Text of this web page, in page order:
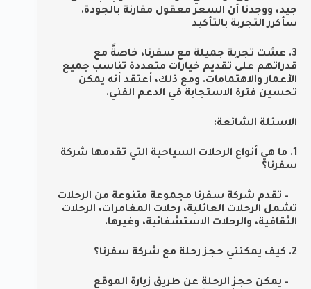
جيد، ووجدنا أن السعر معقول مقارنة بالجودة.
سأكرر التجربة بالتأكيد
3. عشت تجربة جميلة مع سفرنا، خاصةً مع
قدراتهم على تقديم خيارات متعددة تناسب جميع
الأعمار والاهتمامات. ومع ذلك، أعتقد أنه يمكن
تحسين فترة الاستجابة في الدعم الفني.
الاسئلة الشائعة:
1. ما هي أنواع الرحلات السياحية التي تقدمها شركة
سفرنا؟
– تقدم شركة سفرنا مجموعة متنوعة من الرحلات
تشمل الرحلات العائلية، رحلات المغامرات، الرحلات
الثقافية، والرحلات الاستشفائية، وغيرها.
2. كيف يمكنني حجز رحلة مع شركة سفرنا؟
– يمكن حجز الرحلة عن طريق زيارة الموقع